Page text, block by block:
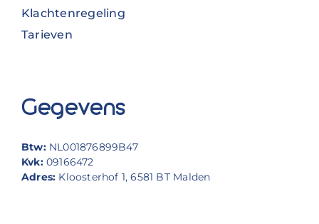
Klachtenregeling
Tarieven
Gegevens
Btw: NL001876899B47
Kvk:09166472
Adres: Kloosterhof 1, 6581 BT Malden